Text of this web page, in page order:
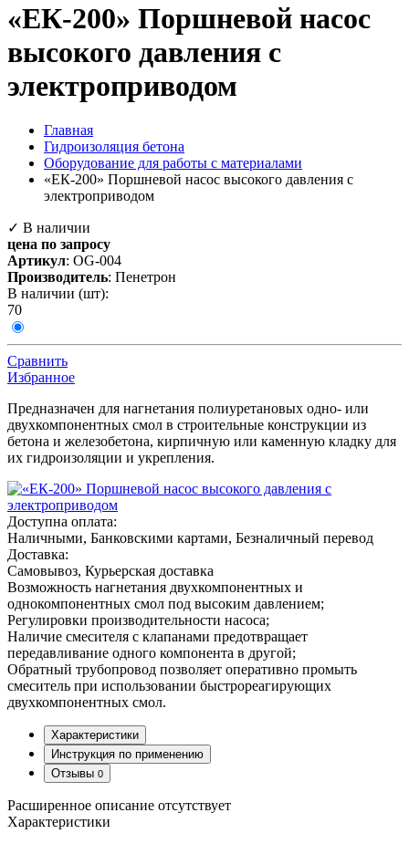
«ЕК-200» Поршневой насос
высокого давления с
электроприводом
Главная
Гидроизоляция бетона
Оборудование для работы с материалами
«ЕК-200» Поршневой насос высокого давления с
электроприводом
✓ В наличии
цена по запросу
Артикул: OG-004
Производитель: Пенетрон
В наличии (шт):
70
Сравнить
Избранное
Предназначен для нагнетания полиуретановых одно- или
двухкомпонентных смол в строительные конструкции из
бетона и железобетона, кирпичную или каменную кладку для
их гидроизоляции и укрепления.
Доступна оплата:
Наличными, Банковскими картами, Безналичный перевод
Доставка:
Самовывоз, Курьерская доставка
Возможность нагнетания двухкомпонентных и
однокомпонентных смол под высоким давлением;
Регулировки производительности насоса;
Наличие смесителя с клапанами предотвращает
передавливание одного компонента в другой;
Обратный трубопровод позволяет оперативно промыть
смеситель при использовании быстрореагирующих
двухкомпонентных смол.
Характеристики
Инструкция по применению
Отзывы 0
Расширенное описание отсутствует
Характеристики